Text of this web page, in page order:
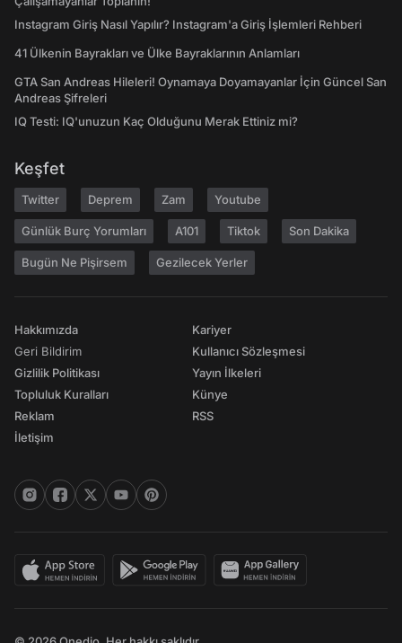
Instagram Giriş Nasıl Yapılır? Instagram'a Giriş İşlemleri Rehberi
41 Ülkenin Bayrakları ve Ülke Bayraklarının Anlamları
GTA San Andreas Hileleri! Oynamaya Doyamayanlar İçin Güncel San
Andreas Şifreleri
IQ Testi: IQ'unuzun Kaç Olduğunu Merak Ettiniz mi?
Keşfet
Twitter Deprem Zam Youtube
Günlük Burç Yorumları A101 Tiktok Son Dakika
Bugün Ne Pişirsem Gezilecek Yerler
Hakkımızda
Geri Bildirim
Gizlilik Politikası
Topluluk Kuralları
Reklam
İletişim
Kariyer
Kullanıcı Sözleşmesi
Yayın İlkeleri
Künye
RSS